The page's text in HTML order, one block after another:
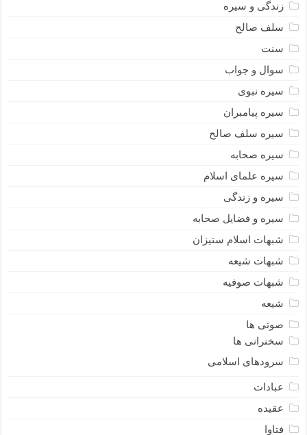
زندگی و سیره
سلف صالح
سنت
سوال و جواب
سیره نبوى
سیره پیامبران
سیره سلف صالح
سیره صحابه
سیره علمای اسلام
سیره و زندگی
سیره و فضایل صحابه
شبهات اسلام ستیزان
شبهات شیعه
شبهات صوفیه
شیعه
صوتی ها
سخنرانی ها
سرودهای اسلامی
عبادات
عقیده
فتاوا